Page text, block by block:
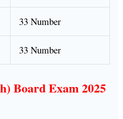
33 Number
33 Number
Board Exam 2025